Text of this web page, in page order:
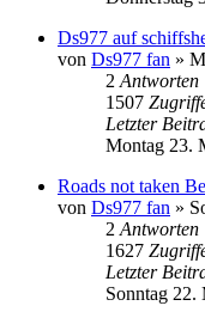
Ds977 auf
von Ds977 fan »
2 Antworten
1507
Letzter
Montag 23.
Roads not taken
von Ds977 fan »
2 Antworten
1627
Letzter
Sonntag 22.